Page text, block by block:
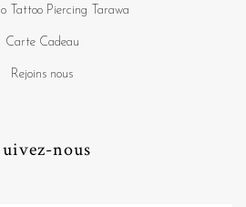
Tattoo Piercing Tarawa
Carte Cadeau
Rejoins nous
nous